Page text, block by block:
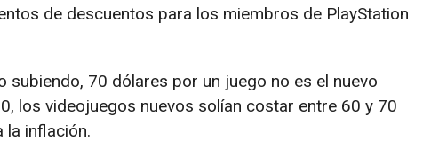
de descuentos para los miembros de PlayStation
subiendo, 70 dólares por un juego no es el nuevo
los videojuegos nuevos solían costar entre 60 y 70
la inflación.